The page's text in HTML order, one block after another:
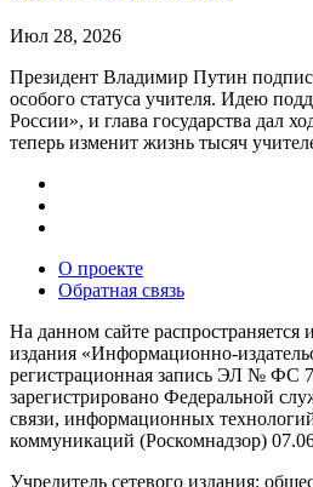
Июл 28, 2026
Президент Владимир Путин
особого статуса учителя. Идею
России», и глава государства дал
теперь изменит жизнь тысяч
О проекте
Обратная связь
На данном сайте распространяется
издания «Информационно-
регистрационная запись ЭЛ № ФС
зарегистрировано Федеральной
связи, информационных
коммуникаций (Роскомнадзор)
Учредитель сетевого издания: